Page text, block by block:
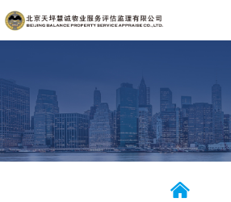
낀